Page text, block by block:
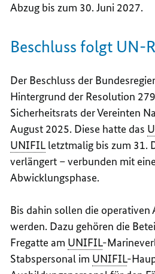
Abzug bis zum 30. Juni 2027.
Beschluss folgt UN-
Der Beschluss der
Hintergrund der Resolution
Sicherheitsrats der Vereinten
August 2025. Diese hatte das
UNIFIL letztmalig bis zum 31.
verlängert – verbunden mit
Abwicklungsphase.
Bis dahin sollen die
werden. Dazu gehören die
Fregatte am UNIFIL-
Stabspersonal im UNIFIL-